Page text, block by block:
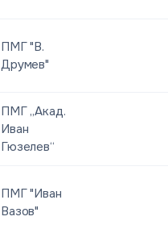
ПМГ "В.
Друмев"
ПМГ „Акад.
Иван
Гюзелев“
ПМГ "Иван
Вазов"